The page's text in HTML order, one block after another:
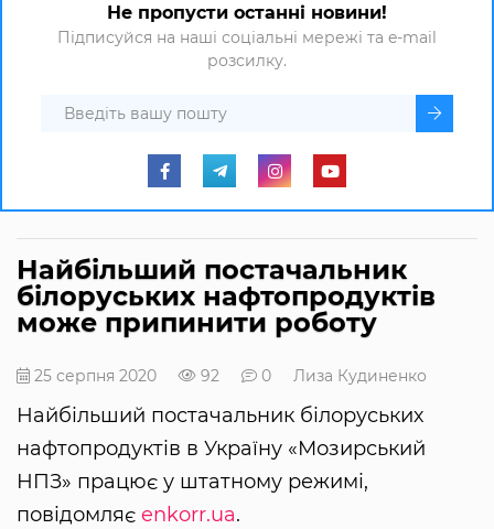
Не пропусти останні новини!
Підписуйся на наші соціальні мережі та e-mail
розсилку.
Найбільший постачальник
білоруських нафтопродуктів
може припинити роботу
25 серпня 2020 92 0 Лиза Кудиненко
Найбільший постачальник білоруських
нафтопродуктів в Україну «Мозирський
НПЗ» працює у штатному режимі,
повідомляє enkorr.ua.